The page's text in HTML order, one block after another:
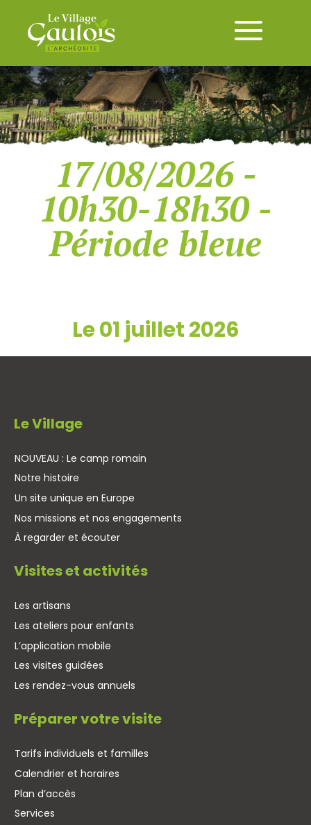
17/08/2026 -
10h30-18h30 -
Période bleue
Le 01 juillet 2026
Le Village
NOUVEAU : Le camp romain
Notre histoire
Un site unique en Europe
Nos missions et nos engagements
À regarder et écouter
Visites et activités
Les artisans
Les ateliers pour enfants
L’application mobile
Les visites guidées
Les rendez-vous annuels
Préparer votre visite
Tarifs individuels et familles
Calendrier et horaires
Plan d’accès
Services